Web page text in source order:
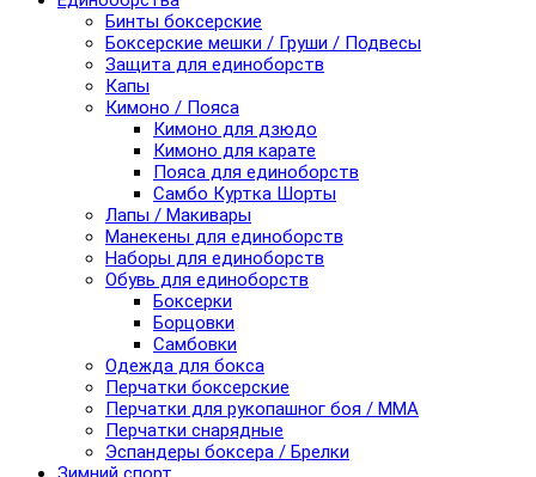
Бинты боксерские
Боксерские мешки / Груши / Подвесы
Защита для единоборств
Капы
Кимоно / Пояса
Кимоно для дзюдо
Кимоно для карате
Пояса для единоборств
Самбо Куртка Шорты
Лапы / Макивары
Манекены для единоборств
Наборы для единоборств
Обувь для единоборств
Боксерки
Борцовки
Самбовки
Одежда для бокса
Перчатки боксерские
Перчатки для рукопашног боя / ММА
Перчатки снарядные
Эспандеры боксера / Брелки